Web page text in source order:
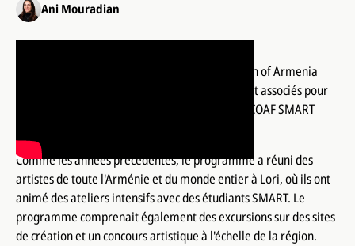
Ani Mouradian
Pour la troisième année consécutive, le Children of Armenia
Fund (COAF) et la Fondation Vahé & Lucie se sont associés pour
proposer un programme artistique d'un an au COAF SMART
Comme les années précédentes, le programme a réuni des
artistes de toute l'Arménie et du monde entier à Lori, où ils ont
animé des ateliers intensifs avec des étudiants SMART. Le
programme comprenait également des excursions sur des sites
de création et un concours artistique à l'échelle de la région.